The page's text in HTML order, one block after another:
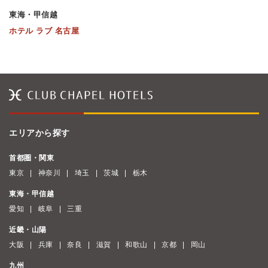
東海・甲信越
ホテル ラブ 名古屋
エリアから探す
首都圏・関東
東京
神奈川 埼玉 茨城 栃木
東海・甲信越
愛知
岐阜 三重
近畿・山陽
大阪
兵庫 奈良 滋賀 和歌山 京都 岡山
九州